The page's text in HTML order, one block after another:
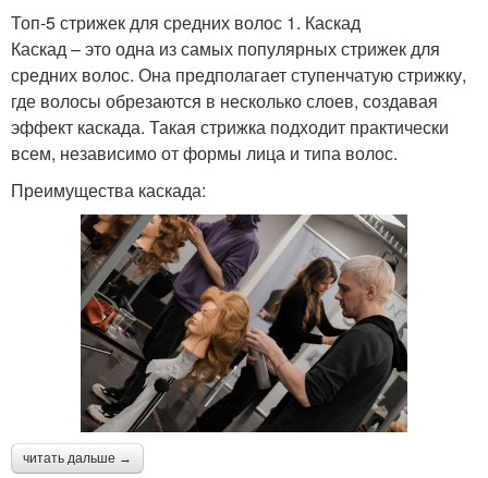
Топ-5 стрижек для средних волос 1. Каскад
Каскад – это одна из самых популярных стрижек для
средних волос. Она предполагает ступенчатую стрижку,
где волосы обрезаются в несколько слоев, создавая
эффект каскада. Такая стрижка подходит практически
всем, независимо от формы лица и типа волос.
Преимущества каскада:
читать дальше →